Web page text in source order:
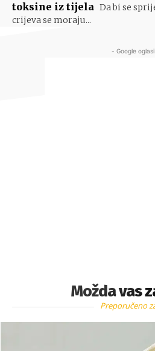
toksine iz tijela Da bi se
crijeva se moraju...
- Google
Možda vas
Preporučeno